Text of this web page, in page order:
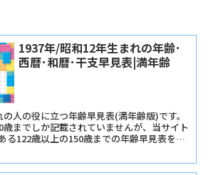
1937年/昭和12年生まれの年齢･
西暦･和暦･干支早見表|満年齢
人の役に立つ年齢早見表(満年齢版)です。
までしか記載されていませんが、当サイト
る122歳以上の150歳までの年齢早見表を記